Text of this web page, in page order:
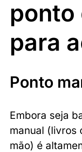
ponto
para
Ponto
Embora seja
manual (livros
mão) é